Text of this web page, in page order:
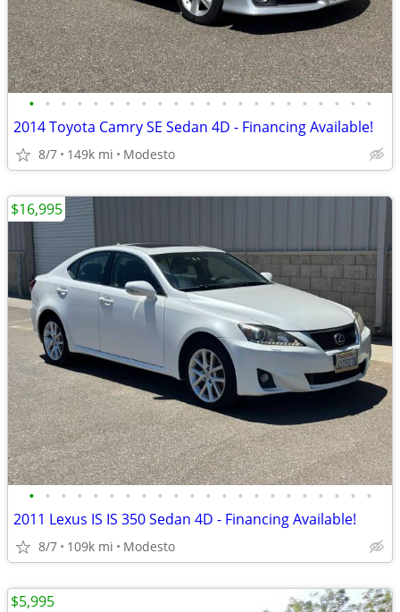
• • • • • • • • • • • • • • • • • • • • • •
2014 Toyota Camry SE Sedan 4D - Financing Available!
8/7 149k mi Modesto
• • • • • • • • • • • • • • • • • • • • • •
2011 Lexus IS IS 350 Sedan 4D - Financing Available!
8/7 109k mi Modesto
$16,995
$5,995